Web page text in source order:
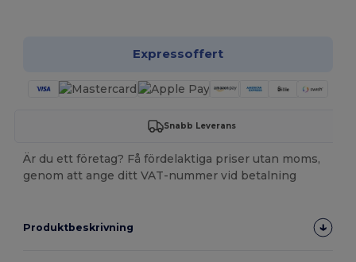
Expressoffert
Snabb Leverans
Är du ett företag? Få fördelaktiga priser utan moms,
genom att ange ditt VAT-nummer vid betalning
Produktbeskrivning